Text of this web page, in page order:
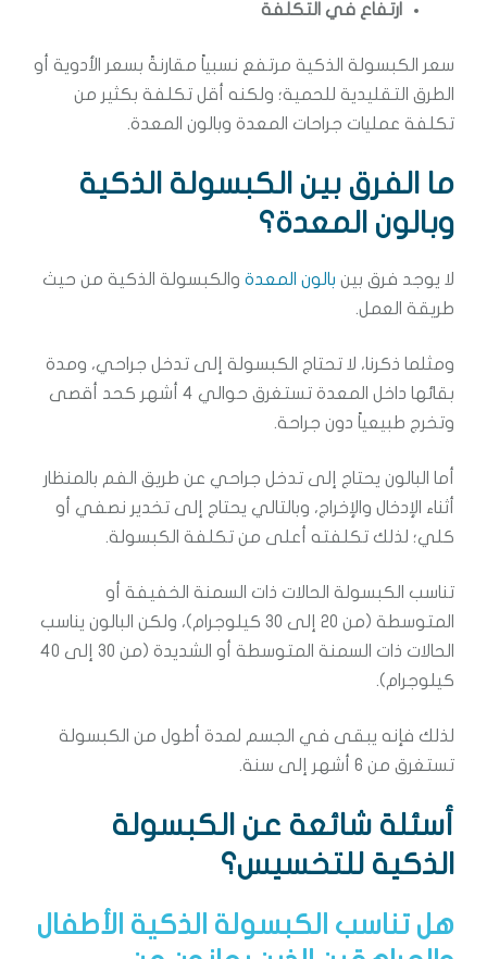
ارتفاع في التكلفة
سعر الكبسولة الذكية مرتفع نسبياً مقارنةً بسعر الأدوية أو
الطرق التقليدية للحمية؛ ولكنه أقل تكلفة بكثير من
تكلفة عمليات جراحات المعدة وبالون المعدة.
ما الفرق بين الكبسولة الذكية
وبالون المعدة؟
لا يوجد فرق بين بالون المعدة والكبسولة الذكية من حيث
طريقة العمل.
ومثلما ذكرنا، لا تحتاج الكبسولة إلى تدخل جراحي، ومدة
بقائها داخل المعدة تستغرق حوالي 4 أشهر كحد أقصى
وتخرج طبيعياً دون جراحة.
أما البالون يحتاج إلى تدخل جراحي عن طريق الفم بالمنظار
أثناء الإدخال والإخراج، وبالتالي يحتاج إلى تخدير نصفي أو
كلي؛ لذلك تكلفته أعلى من تكلفة الكبسولة.
تناسب الكبسولة الحالات ذات السمنة الخفيفة أو
المتوسطة (من 20 إلى 30 كيلوجرام)، ولكن البالون يناسب
الحالات ذات السمنة المتوسطة أو الشديدة (من 30 إلى 40
كيلوجرام).
لذلك فإنه يبقى في الجسم لمدة أطول من الكبسولة
تستغرق من 6 أشهر إلى سنة.
أسئلة شائعة عن الكبسولة
الذكية للتخسيس؟
هل تناسب الكبسولة الذكية الأطفال